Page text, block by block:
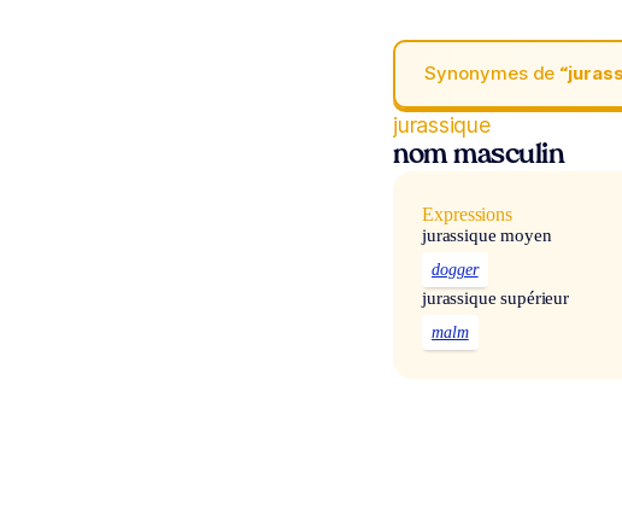
Synonymes de
jurassique
nom masculin
Expressions
jurassique moyen
dogger
jurassique supérieur
malm